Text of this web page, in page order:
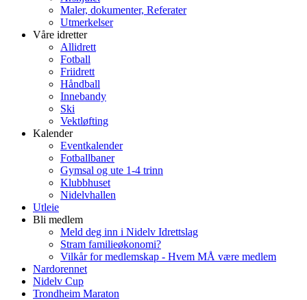
Maler, dokumenter, Referater
Utmerkelser
Våre idretter
Allidrett
Fotball
Friidrett
Håndball
Innebandy
Ski
Vektløfting
Kalender
Eventkalender
Fotballbaner
Gymsal og ute 1-4 trinn
Klubbhuset
Nidelvhallen
Utleie
Bli medlem
Meld deg inn i Nidelv Idrettslag
Stram familieøkonomi?
Vilkår for medlemskap - Hvem MÅ være medlem
Nardorennet
Nidelv Cup
Trondheim Maraton